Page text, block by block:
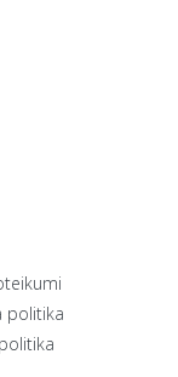
politika